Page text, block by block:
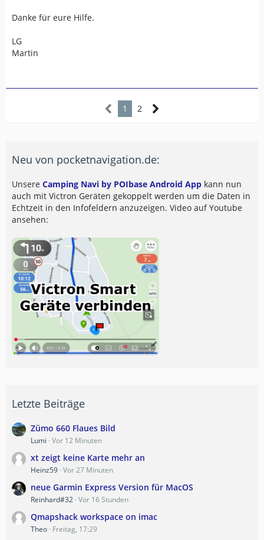
Danke für eure Hilfe.
LG
Martin
1 2
Neu von pocketnavigation.de:
Unsere Camping Navi by POIbase Android App kann nun
auch mit Victron Geräten gekoppelt werden um die Daten in
Echtzeit in den Infofeldern anzuzeigen. Video auf Youtube
ansehen:
Letzte Beiträge
Zümo 660 Flaues Bild
Lumi Vor 12 Minuten
xt zeigt keine Karte mehr an
Heinz59 Vor 27 Minuten
neue Garmin Express Version für MacOS
Reinhard#32 Vor 16 Stunden
Qmapshack workspace on imac
Theo Freitag, 17:29